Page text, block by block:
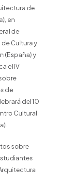
de
en
de
Cultura y
(España) y
el IV
de
del 10
Cultural
sobre